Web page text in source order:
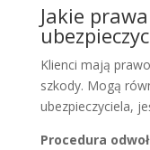
Jakie
Klienci mają
szkody. Mogą
ubezpieczyciela,
Procedura